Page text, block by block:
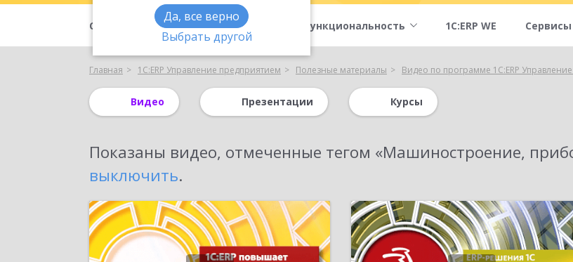
Да, все верно
Выбрать другой
О продукте Преимущества Функциональность 1С:ERP WE
Главная 1С:ERP Управление предприятием Полезные материалы Видео по программе 1С:ERP
Видео Презентации Курсы
Показаны видео, отмеченные тегом «Машиностроение,
выключить.